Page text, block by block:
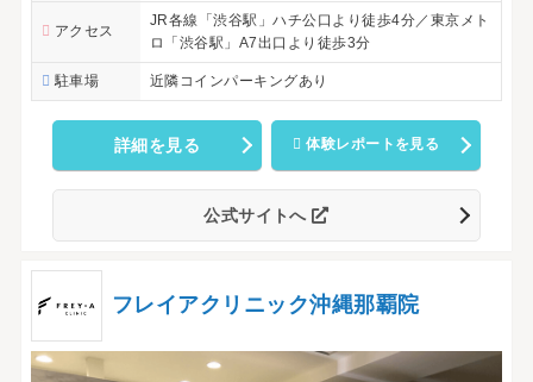
アクセス
JR各線「渋谷駅」ハチ公口より徒歩4分／東京メト
ロ「渋谷駅」A7出口より徒歩3分
駐車場 近隣コインパーキングあり
詳細を見る 体験レポートを見る
公式サイトへ
フレイアクリニック沖縄那覇院